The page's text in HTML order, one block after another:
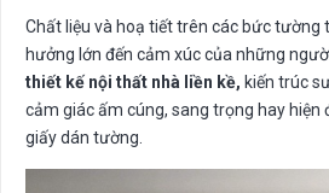
Chất liệu và hoạ tiết trên các bức tường
hưởng lớn đến cảm xúc của những
thiết kế nội thất nhà liền kề, kiến trúc
cảm giác ấm cúng, sang trọng hay
giấy dán tường.